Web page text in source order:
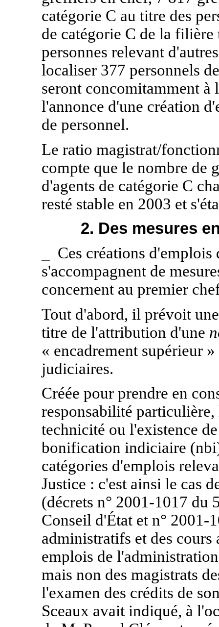
catégorie C au titre des
de catégorie C de la
personnes relevant
localiser 377 personnels
seront concomitamment
l'annonce d'une création
de personnel.
Le ratio magistrat/
compte que le nombre de
d'agents de catégorie C
resté stable en 2003 et
2. Des mesures
Ces créations
s'accompagnent de
concernent au premier
Tout d'abord, il prévoit
titre de l'attribution d'une
« encadrement supérieur
judiciaires.
Créée pour prendre en
responsabilité
technicité ou l'existence
bonification indiciaire
catégories d'emplois
Justice : c'est ainsi le cas
(décrets n° 2001-1017 du
Conseil d'État et n° 2001-
administratifs et des
emplois de
mais non des magistrats
l'examen des crédits de
Sceaux avait indiqué, à